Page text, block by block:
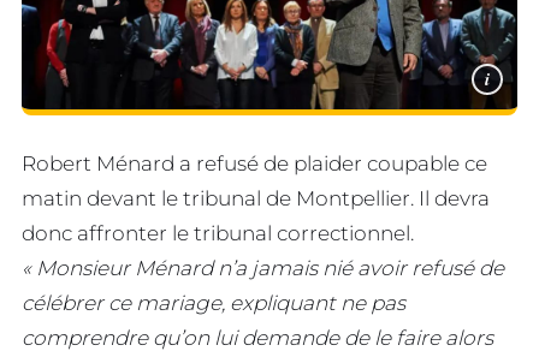
i
Robert Ménard a refusé de plaider coupable ce
matin devant le tribunal de Montpellier. Il devra
donc affronter le tribunal correctionnel.
« Monsieur Ménard n’a jamais nié avoir refusé de
célébrer ce mariage, expliquant ne pas
comprendre qu’on lui demande de le faire alors